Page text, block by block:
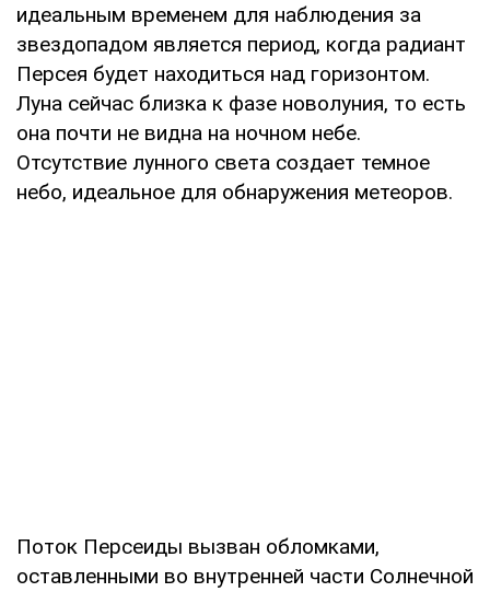
идеальным временем для наблюдения за
звездопадом является период, когда радиант
Персея будет находиться над горизонтом.
Луна сейчас близка к фазе новолуния, то есть
она почти не видна на ночном небе.
Отсутствие лунного света создает темное
небо, идеальное для обнаружения метеоров.
Поток Персеиды вызван обломками,
оставленными во внутренней части Солнечной